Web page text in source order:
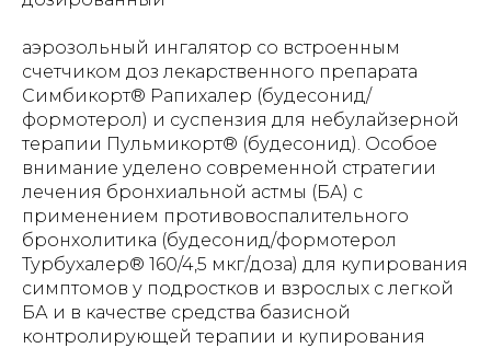
аэрозольный ингалятор со встроенным
счетчиком доз лекарственного препарата
Симбикорт® Рапихалер (будесонид/
формотерол) и суспензия для небулайзерной
терапии Пульмикорт® (будесонид). Особое
внимание уделено современной стратегии
лечения бронхиальной астмы (БА) с
применением противовоспалительного
бронхолитика (будесонид/формотерол
Турбухалер® 160/4,5 мкг/доза) для купирования
симптомов у подростков и взрослых с легкой
БА и в качестве средства базисной
контролирующей терапии и купирования